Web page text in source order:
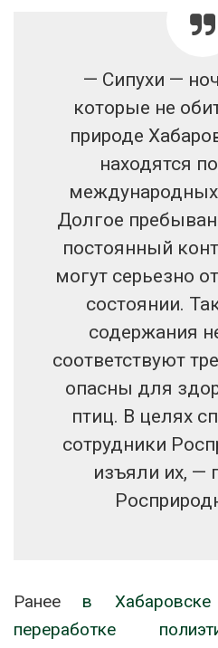
— Сипухи —
которые не
природе
находятся
Долгое
постоянный
могут серьезно
состоянии.
содержания
соответствуют
опасны для
птиц. В целях
сотрудники
изъяли их, —
Ранее в
переработке